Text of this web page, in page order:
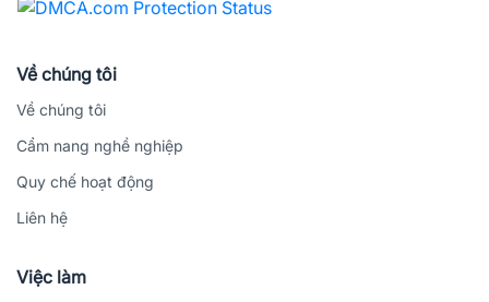
Về chúng tôi
Về chúng tôi
Cẩm nang nghề nghiệp
Quy chế hoạt động
Liên hệ
Việc làm